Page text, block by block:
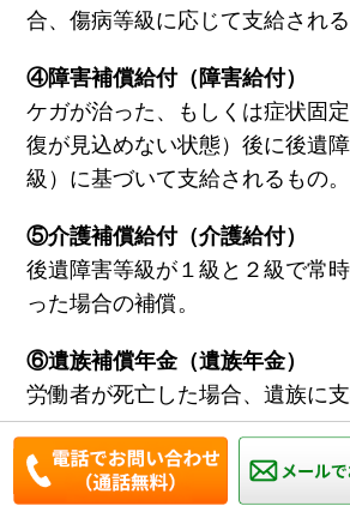
合、傷病等級に応じて支給される
④障害補償給付（障害給付）
ケガが治った、もしくは症状固
復が見込めない状態）後に後遺
級）に基づいて支給されるもの。
⑤介護補償給付（介護給付）
後遺障害等級が１級と２級で常
った場合の補償。
⑥遺族補償年金（遺族年金）
労働者が死亡した場合、遺族に支
⑦葬祭料（総裁給付）
労働者が死亡した場合、支給さ